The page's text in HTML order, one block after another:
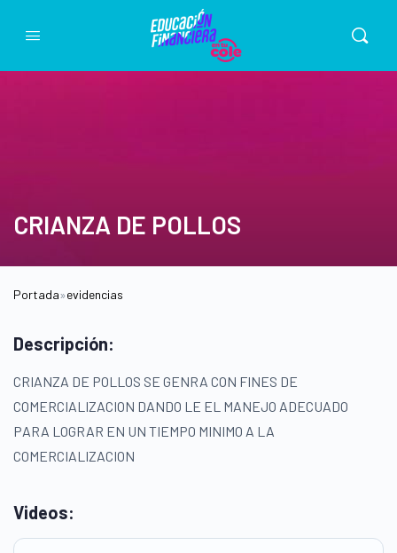
CRIANZA DE POLLOS
Portada»evidencias
Descripción:
CRIANZA DE POLLOS SE GENRA CON FINES DE
COMERCIALIZACION DANDO LE EL MANEJO ADECUADO
PARA LOGRAR EN UN TIEMPO MINIMO A LA
COMERCIALIZACION
Videos: